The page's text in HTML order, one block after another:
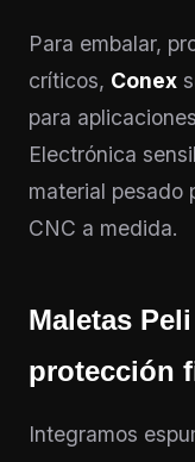
Para embalar,
críticos, Conex
para
Electrónica
material pesado
CNC a medida.
Maletas
protección
Integramos